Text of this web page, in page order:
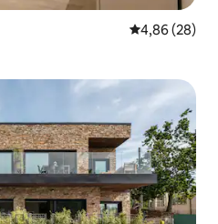
4,86 de uma
4,86 (28)